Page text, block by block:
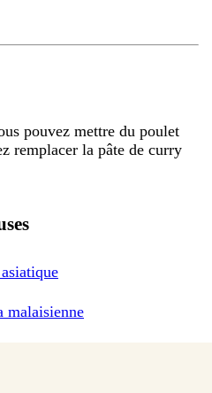
pouvez mettre du poulet
remplacer la pâte de curry
malaisienne